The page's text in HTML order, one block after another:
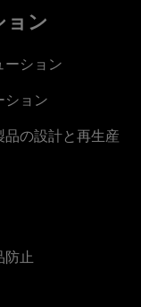
ョン
ーション
ション
品の設計と再生産
防止